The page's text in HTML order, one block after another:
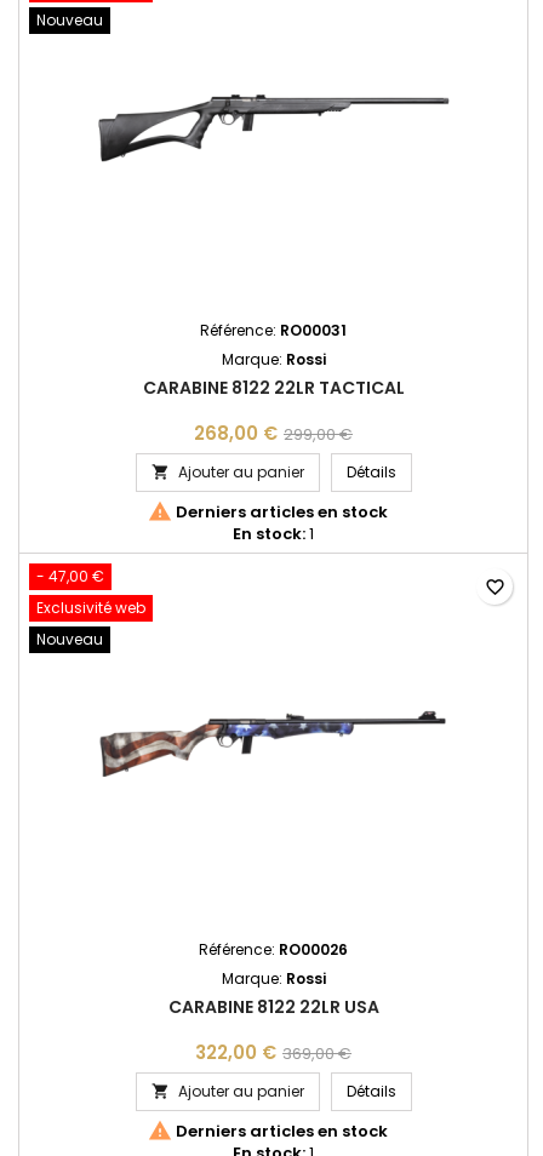
Nouveau
Référence: RO00031
Marque: Rossi
CARABINE 8122 22LR TACTICAL
268,00 € 299,00 €
 Ajouter au panier DétailsCARABINE 8122
 Derniers articles en stock
En stock:1
- 47,00 €
Exclusivité web
Nouveau
Référence: RO00026
Marque: Rossi
CARABINE 8122 22LR USA
322,00 € 369,00 €
 Ajouter au panier DétailsCARABINE 8122 22LR
 Derniers articles en stock
favorite_border